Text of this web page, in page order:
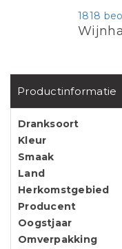
1818
Productinformatie
Dranksoort
Kleur
Smaak
Land
Herkomstgebied
Producent
Oogstjaar
Omverpakking